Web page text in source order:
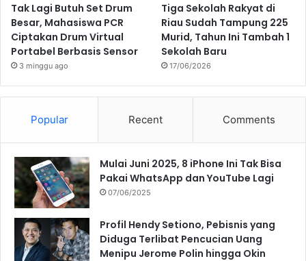
Tak Lagi Butuh Set Drum
Besar, Mahasiswa PCR
Ciptakan Drum Virtual
Portabel Berbasis Sensor
3 minggu ago
Tiga Sekolah Rakyat di
Riau Sudah Tampung 225
Murid, Tahun Ini Tambah 1
Sekolah Baru
17/06/2026
Popular Recent Comments
Mulai Juni 2025, 8 iPhone Ini Tak Bisa
Pakai WhatsApp dan YouTube Lagi
07/06/2025
Profil Hendy Setiono, Pebisnis yang
Diduga Terlibat Pencucian Uang
Menipu Jerome Polin hingga Okin